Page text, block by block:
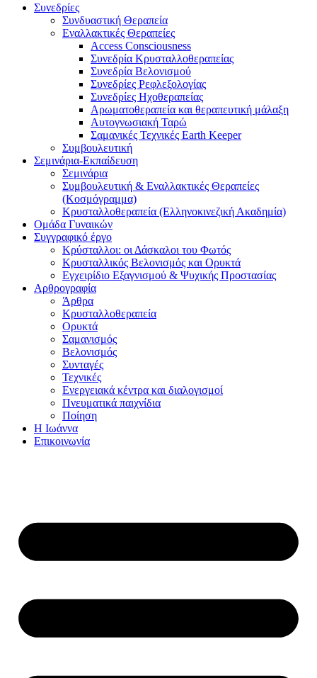
Συνεδρίες
Συνδυαστική Θεραπεία
Εναλλακτικές Θεραπείες
Access Consciousness
Συνεδρία Κρυσταλλοθεραπείας
Συνεδρία Βελονισμού
Συνεδρίες Ρεφλεξολογίας
Συνεδρίες Ηχοθεραπείας
Αρωματοθεραπεία και θεραπευτική μάλαξη
Αυτογνωσιακή Ταρώ
Σαμανικές Τεχνικές Earth Keeper
Συμβουλευτική
Σεμινάρια-Εκπαίδευση
Σεμινάρια
Συμβουλευτική & Εναλλακτικές Θεραπείες
(Κοσμόγραμμα)
Κρυσταλλοθεραπεία (Ελληνοκινεζική Ακαδημία)
Ομάδα Γυναικών
Συγγραφικό έργο
Κρύσταλλοι: οι Δάσκαλοι του Φωτός
Κρυσταλλικός Βελονισμός και Ορυκτά
Εγχειρίδιο Εξαγνισμού & Ψυχικής Προστασίας
Αρθρογραφία
Άρθρα
Κρυσταλλοθεραπεία
Ορυκτά
Σαμανισμός
Βελονισμός
Συνταγές
Τεχνικές
Ενεργειακά κέντρα και διαλογισμοί
Πνευματικά παιχνίδια
Ποίηση
Η Ιωάννα
Επικοινωνία